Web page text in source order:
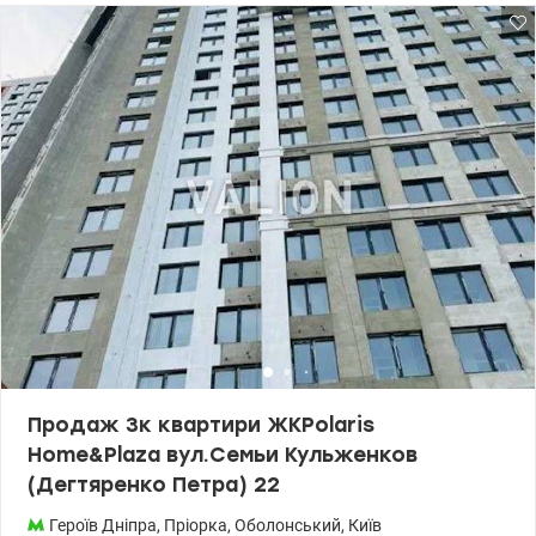
пральна машина, холодильник, сучасна електроплита,
електродуховка, витяжка на кухні та у ванній. Є два незасклені
балкони - на один вихід з кухні, а на інший - з кімнати. 044 200 10
80 valion.ua/1149548
Продаж 3к квартири ЖКPolaris
Home&Plaza вул.Семьи Кульженков
(Дегтяренко Петра) 22
Героїв Дніпра, Пріорка, Оболонський, Київ